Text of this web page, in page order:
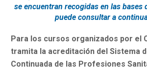
se encuentran recogidas en las bases
puede consultar a
Para los cursos organizados por el
tramita la acreditación del Sistema
Continuada de las Profesiones